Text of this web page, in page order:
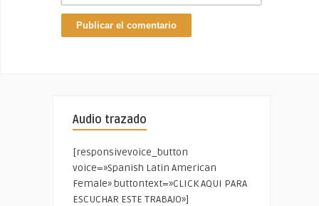
Audio trazado
[responsivevoice_button
voice=»Spanish Latin American
Female» buttontext=»CLICK AQUI PARA
ESCUCHAR ESTE TRABAJO»]